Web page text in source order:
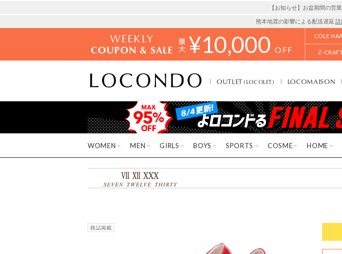
【お知らせ】お盆期間の営
熊本地震の影響による配送遅延 詳
WEEKLY
COUPON & SALE ¥10,000 OFF
COLE
Z-
OUTLET(LOCOLET) LOCOMAISON
WOMEN MEN GIRLS BOYS SPORTS COSME HOME
雑誌掲載